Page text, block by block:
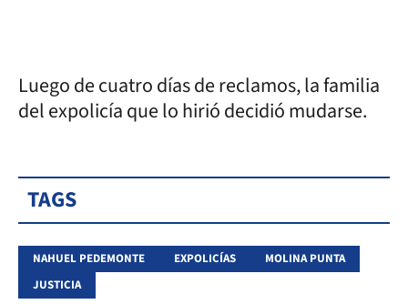
Luego de cuatro días de reclamos, la familia
del expolicía que lo hirió decidió mudarse.
TAGS
NAHUEL PEDEMONTE EXPOLICÍAS
MOLINA PUNTA
JUSTICIA